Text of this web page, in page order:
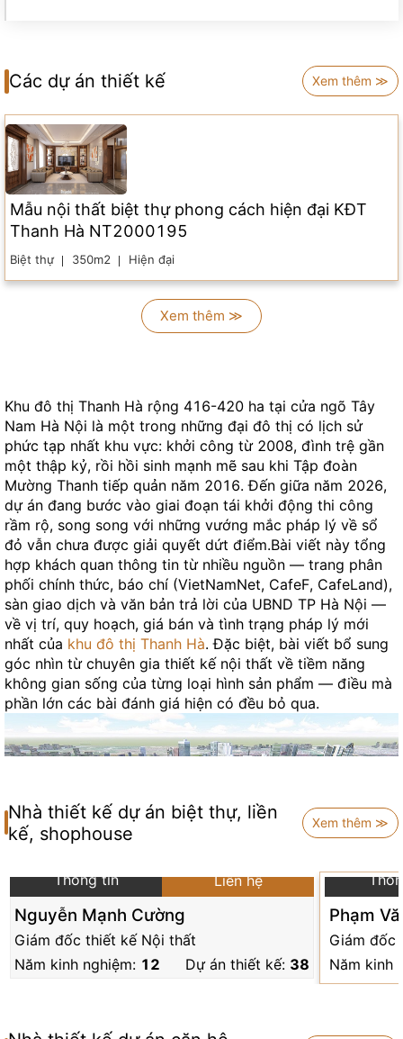
Các dự án thiết kế Xem thêm ≫
Mẫu nội thất biệt thự phong cách hiện đại KĐT
Thanh Hà NT2000195
Biệt thự 350m2 Hiện đại
Xem thêm ≫
Khu đô thị Thanh Hà rộng 416-420 ha tại cửa ngõ Tây
Nam Hà Nội là một trong những đại đô thị có lịch sử
phức tạp nhất khu vực: khởi công từ 2008, đình trệ gần
một thập kỷ, rồi hồi sinh mạnh mẽ sau khi Tập đoàn
Mường Thanh tiếp quản năm 2016. Đến giữa năm 2026,
dự án đang bước vào giai đoạn tái khởi động thi công
rầm rộ, song song với những vướng mắc pháp lý về sổ
đỏ vẫn chưa được giải quyết dứt điểm.Bài viết này tổng
hợp khách quan thông tin từ nhiều nguồn — trang phân
phối chính thức, báo chí (VietNamNet, CafeF, CafeLand),
sàn giao dịch và văn bản trả lời của UBND TP Hà Nội —
về vị trí, quy hoạch, giá bán và tình trạng pháp lý mới
nhất của khu đô thị Thanh Hà. Đặc biệt, bài viết bổ sung
góc nhìn từ chuyên gia thiết kế nội thất về tiềm năng
không gian sống của từng loại hình sản phẩm — điều mà
phần lớn các bài đánh giá hiện có đều bỏ qua.
1. Tổng Quan Dự Án Khu Đô Thị
Nhà thiết kế dự án biệt thự, liền
kế, shophouse
Xem thêm ≫
Thông tin Liên hệ
Nguyễn Mạnh Cường
Giám đốc thiết kế Nội thất
Năm kinh nghiệm: 12 Dự án thiết kế: 38
Phạm
Giám đốc
Năm kinh